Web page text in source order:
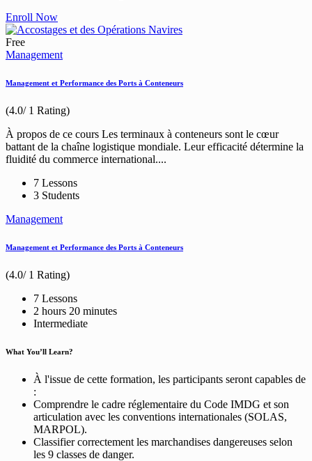
Enroll Now
Free
Management
Management et Performance des Ports à Conteneurs
(4.0/ 1 Rating)
À propos de ce cours Les terminaux à conteneurs sont le cœur
battant de la chaîne logistique mondiale. Leur efficacité détermine la
fluidité du commerce international....
7 Lessons
3 Students
Management
Management et Performance des Ports à Conteneurs
(4.0/ 1 Rating)
7 Lessons
2 hours 20 minutes
Intermediate
What You’ll Learn?
À l'issue de cette formation, les participants seront capables de
:
Comprendre le cadre réglementaire du Code IMDG et son
articulation avec les conventions internationales (SOLAS,
MARPOL).
Classifier correctement les marchandises dangereuses selon
les 9 classes de danger.